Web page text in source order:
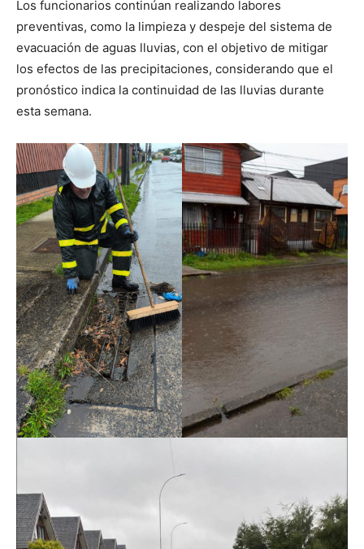
Los funcionarios continúan realizando labores
preventivas, como la limpieza y despeje del sistema de
evacuación de aguas lluvias, con el objetivo de mitigar
los efectos de las precipitaciones, considerando que el
pronóstico indica la continuidad de las lluvias durante
esta semana.